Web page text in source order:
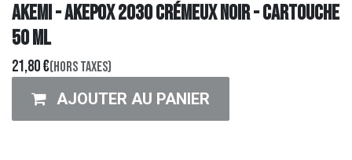
AKEMI - AKEPOX 2030 crémeux noir - Cartouche
50 ml
21,80€(Hors taxes)
AJOUTER AU PANIER